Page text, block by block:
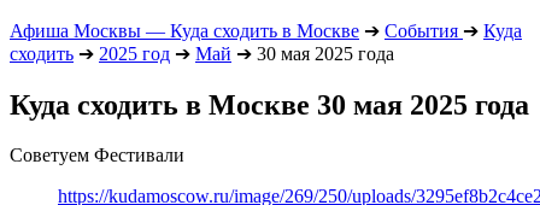
Афиша Москвы — Куда сходить в Москве ➔ События ➔ Куда
сходить ➔ 2025 год ➔ Май ➔ 30 мая 2025 года
Куда сходить в Москве 30 мая 2025 года
Советуем Фестивали
https://kudamoscow.ru/image/269/250/uploads/